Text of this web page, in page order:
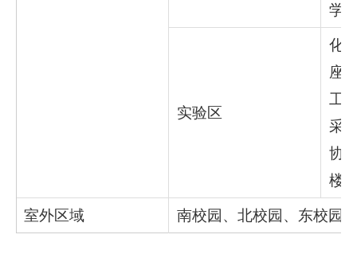
学
实验区
化
座
工
采
协
楼
室外区域 南校园、北校园、东校园